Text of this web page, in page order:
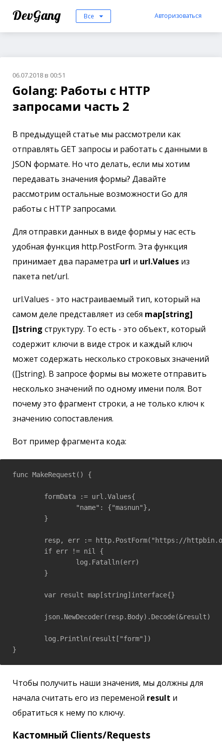
DevGang Все Авторизоваться
06.07.2018 в 00:51
Golang: Работы с HTTP
запросами часть 2
В предыдущей статье мы рассмотрели как
отправлять GET запросы и работать с данными в
JSON формате. Но что делать, если мы хотим
передавать значения формы? Давайте
рассмотрим остальные возможности Go для
работы с HTTP запросами.
Для отправки данных в виде формы у нас есть
удобная функция http.PostForm. Эта функция
принимает два параметра url и url.Values из
пакета net/url.
url.Values - это настраиваемый тип, который на
самом деле представляет из себя map[string]
[]string структуру. То есть - это объект, который
содержит ключи в виде строк и каждый ключ
может содержать несколько строковых значений
([]string). В запросе формы вы можете отправить
несколько значений по одному имени поля. Вот
почему это фрагмент строки, а не только ключ к
значению сопоставления.
Вот пример фрагмента кода:
func MakeRequest() {
}
Чтобы получить наши значения, мы должны для
начала считать его из переменой result и
обратиться к нему по ключу.
Кастомный Clients/Requests